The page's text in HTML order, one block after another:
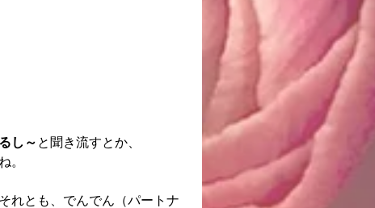
し～ と聞き流すとか、
。
れとも、でんでん（パートナ